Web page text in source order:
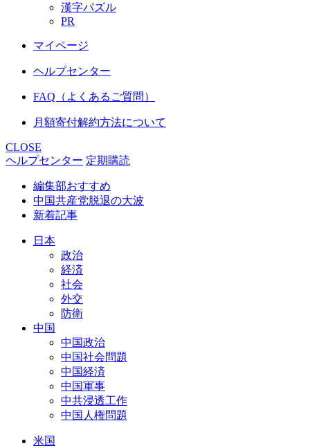
漢字パズル
PR
マイページ
ヘルプセンター
FAQ（よくあるご質問）
月額寄付解約方法について
CLOSE
ヘルプセンター 定期購読
編集部おすすめ
中国共産党脱退の大波
新着記事
日本
政治
経済
社会
外交
防衛
中国
中国政治
中国社会問題
中国経済
中国軍事
中共浸透工作
中国人権問題
米国